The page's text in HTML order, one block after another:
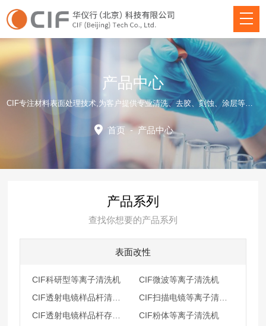
产品中心
CIF专注材料表面处理技术,为客户提供专业清洗、去胶、刻蚀、涂层等方面仪器装备和应用工艺解决方案！
首页 -产品中心
产品系列
查找你想要的产品系列
表面改性
CIF科研型等离子清洗机
CIF微波等离子清洗机
CIF扫描电镜等离子清洗机
CIF粉体等离子清洗机